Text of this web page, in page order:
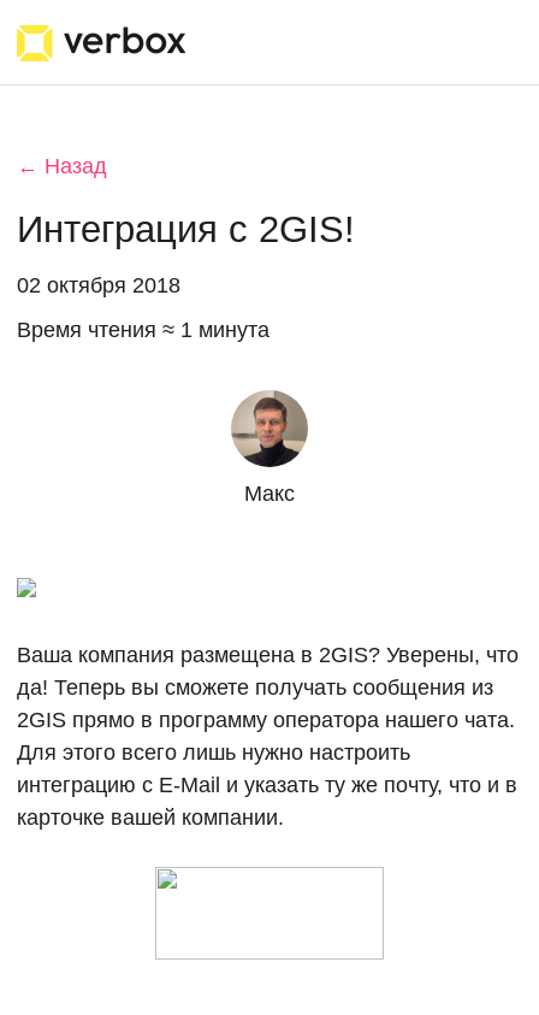
← Назад
Интеграция с 2GIS!
02 октября 2018
Время чтения ≈ 1 минута
Макс
Ваша компания размещена в 2GIS? Уверены, что
да! Теперь вы сможете получать сообщения из
2GIS прямо в программу оператора нашего чата.
Для этого всего лишь нужно настроить
интеграцию с E-Mail и указать ту же почту, что и в
карточке вашей компании.